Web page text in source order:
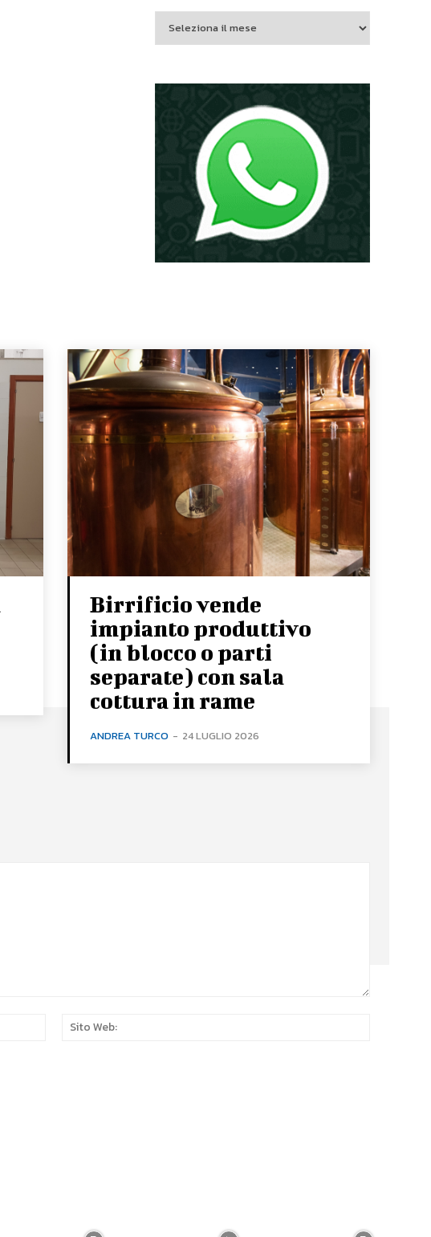
Birrificio vende
impianto produttivo
(in blocco o parti
separate) con sala
cottura in rame
ANDREA TURCO - 24 LUGLIO 2026
Email:*